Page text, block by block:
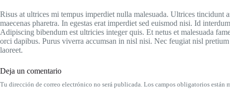
Risus at ultrices mi tempus imperdiet nulla malesuada. Ultrices tincidunt
maecenas pharetra. In egestas erat imperdiet sed euismod nisi. Id
Adipiscing bibendum est ultricies integer quis. Et netus et malesuada
orci dapibus. Purus viverra accumsan in nisl nisi. Nec feugiat nisl
laoreet.
Deja un comentario
Tu dirección de correo electrónico no será publicada. Los campos obligatorios están